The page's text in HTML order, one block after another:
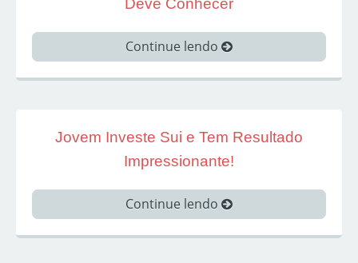
Deve Conhecer
Continue lendo
Jovem Investe Sui e Tem Resultado
Impressionante!
Continue lendo